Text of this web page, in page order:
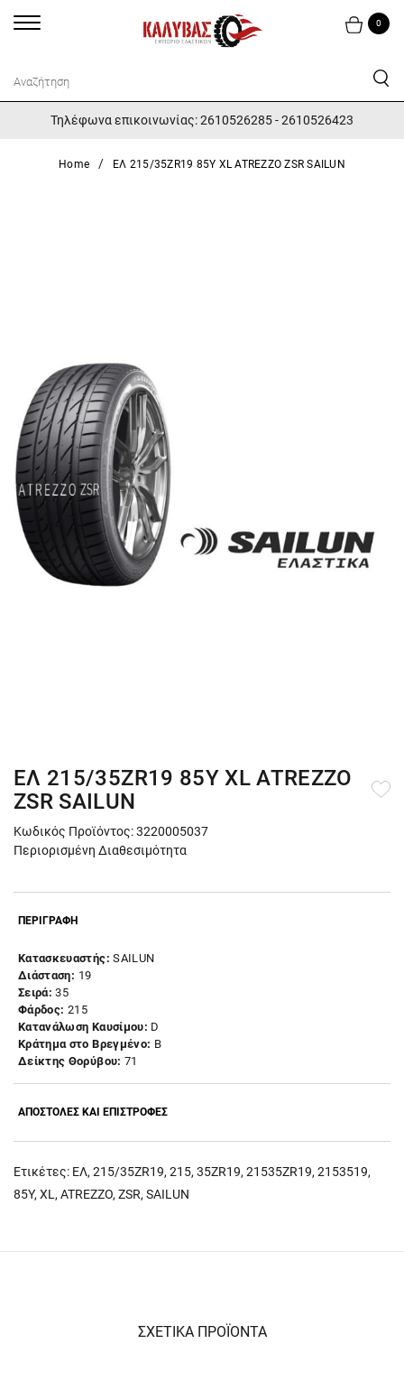
0
Τηλέφωνα επικοινωνίας: 2610526285 - 2610526423
Home ΕΛ 215/35ZR19 85Y XL ATREZZO ZSR SAILUN
ΕΛ 215/35ZR19 85Y XL ATREZZO
ZSR SAILUN
Κωδικός Προϊόντος: 3220005037
Περιορισμένη Διαθεσιμότητα
ΠΕΡΙΓΡΑΦΗ
Κατασκευαστής: SAILUN
Διάσταση: 19
Σειρά: 35
Φάρδος: 215
Κατανάλωση Καυσίμου: D
Κράτημα στο Βρεγμένο: B
Δείκτης Θορύβου: 71
ΑΠΟΣΤΟΛΕΣ ΚΑΙ ΕΠΙΣΤΡΟΦΕΣ
Ετικέτες: ΕΛ, 215/35ZR19, 215, 35ZR19, 21535ZR19, 2153519,
85Y, XL , ATREZZO, ZSR, SAILUN
ΣΧΕΤΙΚΑ ΠΡΟΪΟΝΤΑ